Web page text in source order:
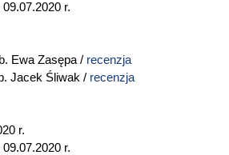
r.
Ewa Zasępa / recenzja
Jacek Śliwak / recenzja
r.
r.